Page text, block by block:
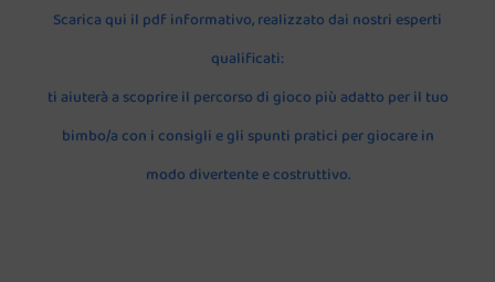
Scarica qui il pdf informativo, realizzato dai nostri esperti
qualificati:
ti aiuterà a scoprire il percorso di gioco più adatto per il tuo
bimbo/a con i consigli e gli spunti pratici per giocare in
modo divertente e costruttivo.